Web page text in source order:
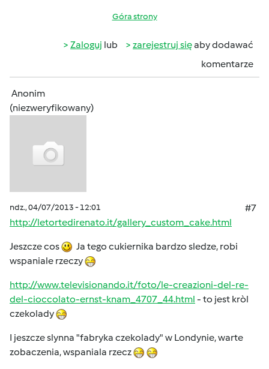
Góra strony
Zaloguj lub zarejestruj sięaby dodawać
komentarze
Anonim
(niezweryfikowany)
ndz., 04/07/2013 - 12:01
#7
http://letortedirenato.it/gallery_custom_cake.html
Jeszcze cos
Ja tego cukiernika bardzo sledze, robi
wspaniale rzeczy
http://www.televisionando.it/foto/le-creazioni-del-re-
del-cioccolato-ernst-knam_4707_44.html - to jest kròl
czekolady
I jeszcze slynna "fabryka czekolady" w Londynie, warte
zobaczenia, wspaniala rzecz